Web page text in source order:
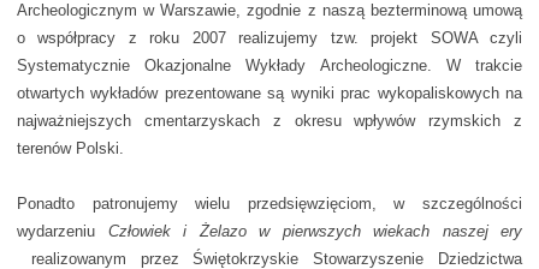
Archeologicznym w Warszawie, zgodnie z naszą bezterminową umową
o współpracy z roku 2007 realizujemy tzw. projekt SOWA czyli
Systematycznie Okazjonalne Wykłady Archeologiczne. W trakcie
otwartych wykładów prezentowane są wyniki prac wykopaliskowych na
najważniejszych cmentarzyskach z okresu wpływów rzymskich z
terenów Polski.
Ponadto patronujemy wielu przedsięwzięciom, w szczególności
wydarzeniu Człowiek i Żelazo w pierwszych wiekach naszej ery
realizowanym przez Świętokrzyskie Stowarzyszenie Dziedzictwa